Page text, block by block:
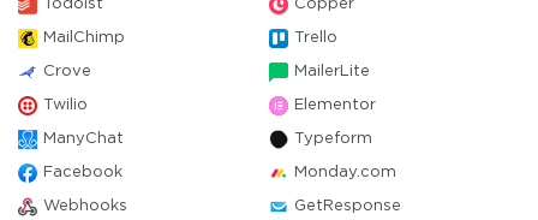
Todoist Copper
MailChimp Trello
Crove MailerLite
Twilio Elementor
ManyChat Typeform
Facebook Monday.com
Webhooks GetResponse